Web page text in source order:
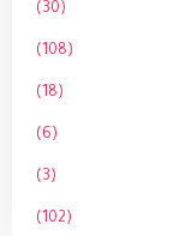
(30)
(108)
(18)
(6)
(3)
(102)